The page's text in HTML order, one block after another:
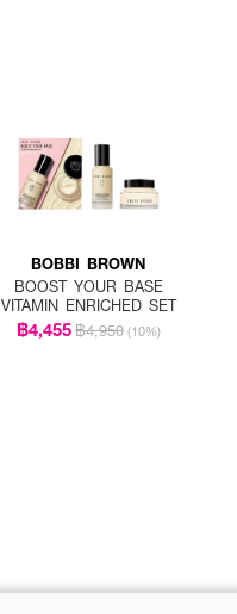
BOBBI BROWN
BOOST YOUR BASE
VITAMIN ENRICHED SET
฿4,455฿4,950 (10%)